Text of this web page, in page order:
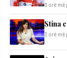
3 orë më
Stina
3 orë më